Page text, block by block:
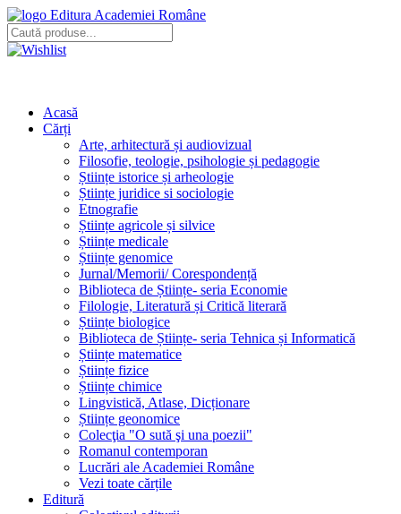
Editura Academiei Române
Acasă
Cărți
Arte, arhitectură și audiovizual
Filosofie, teologie, psihologie și pedagogie
Științe istorice și arheologie
Științe juridice si sociologie
Etnografie
Științe agricole și silvice
Științe medicale
Științe genomice
Jurnal/Memorii/ Corespondență
Biblioteca de Științe- seria Economie
Filologie, Literatură și Critică literară
Științe biologice
Biblioteca de Științe- seria Tehnica și Informatică
Științe matematice
Științe fizice
Științe chimice
Lingvistică, Atlase, Dicționare
Științe geonomice
Colecţia "O sută şi una poezii"
Romanul contemporan
Lucrări ale Academiei Române
Vezi toate cărțile
Editură